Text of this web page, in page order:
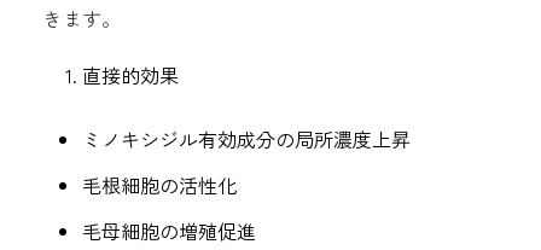
きます。
直接的効果
ミノキシジル有効成分の局所濃度上昇
毛根細胞の活性化
毛母細胞の増殖促進